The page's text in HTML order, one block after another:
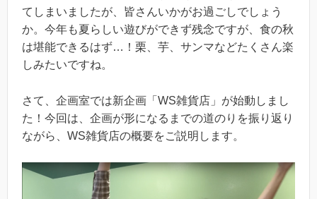
てしまいましたが、皆さんいかがお過ごしでしょう
か。今年も夏らしい遊びができず残念ですが、食の秋
は堪能できるはず…！栗、芋、サンマなどたくさん楽
しみたいですね。
さて、企画室では新企画「WS雑貨店」が始動しまし
た！今回は、企画が形になるまでの道のりを振り返り
ながら、WS雑貨店の概要をご説明します。